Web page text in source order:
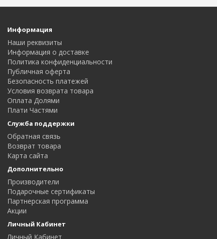
Информация
Наши реквизиты
Информация о доставке
Политика конфиденциальности
Публичная оферта
Безопасность платежей
Условия возврата товара
Оплата Долями
Плати Частями
Служба поддержки
Обратная связь
Возврат товара
Карта сайта
Дополнительно
Производители
Подарочные сертификаты
Партнерская программа
Акции
Личный Кабинет
Личный Кабинет